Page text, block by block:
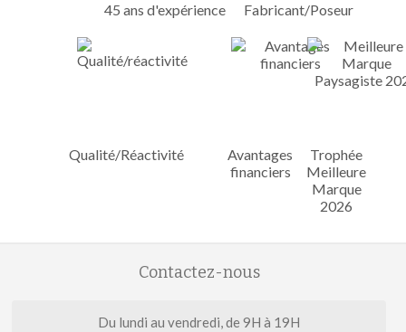
45 ans d'expérience Fabricant/Poseur
Qualité/Réactivité
Avantages
financiers
Trophée
Meilleure
Marque
2026
Contactez-nous
Du lundi au vendredi, de 9H à 19H